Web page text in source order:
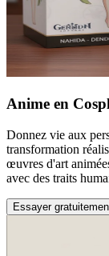
Anime en
Donnez vie aux
transformation
œuvres d'art
avec des traits
Essayer